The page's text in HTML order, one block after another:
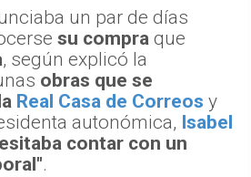
un par de días
su compra que
, según explicó la
obras que se
Real Casa de Correos y
autonómica, Isabel
contar con un
.